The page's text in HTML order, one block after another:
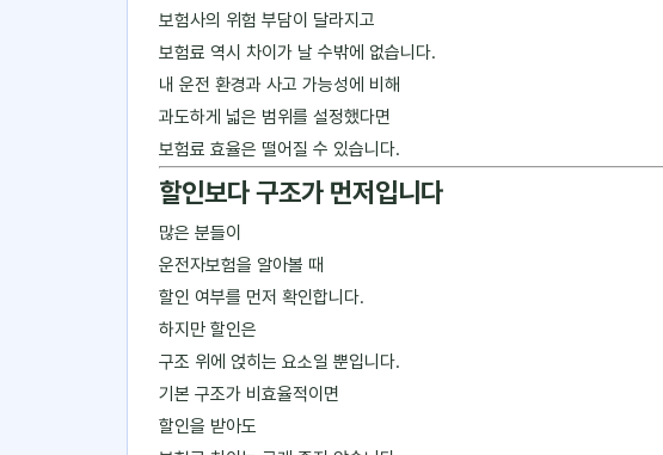
보험사의 위험 부담이 달라지고
보험료 역시 차이가 날 수밖에 없습니다.
내 운전 환경과 사고 가능성에 비해
과도하게 넓은 범위를 설정했다면
보험료 효율은 떨어질 수 있습니다.
할인보다 구조가 먼저입니다
많은 분들이
운전자보험을 알아볼 때
할인 여부를 먼저 확인합니다.
하지만 할인은
구조 위에 얹히는 요소일 뿐입니다.
기본 구조가 비효율적이면
할인을 받아도